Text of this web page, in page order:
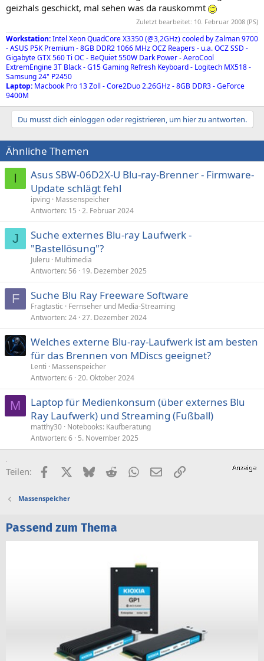
geizhals geschickt, mal sehen was da rauskommt
Zuletzt bearbeitet: 10. Februar 2008 (PS)
Workstation:Intel Xeon QuadCore X3350 (@3,2GHz) cooled by Zalman 9700
- ASUS P5K Premium - 8GB DDR2 1066 MHz OCZ Reapers - u.a. OCZ SSD -
Gigabyte GTX 560 Ti OC - BeQuiet 550W Dark Power - AeroCool
ExtremEngine 3T Black - G15 Gaming Refresh Keyboard - Logitech MX518 -
Samsung 24" P2450
Laptop: Macbook Pro 13 Zoll - Core2Duo 2.26GHz - 8GB DDR3 - GeForce
9400M
Du musst dich einloggen oder registrieren, um hier zu antworten.
Ähnliche Themen
I
Asus SBW-06D2X-U Blu-ray-Brenner - Firmware-
Update schlägt fehl
ipving Massenspeicher
Antworten 15 2. Februar 2024
J
Suche externes Blu-ray Laufwerk -
"Bastellösung"?
Juleru Multimedia
Antworten 56 19. Dezember 2025
F Suche Blu Ray Freeware Software
Fragtastic
Fernseher und Media-Streaming
Antworten 24 27. Dezember 2024
Welches externe Blu-ray-Laufwerk ist am besten
für das Brennen von MDiscs geeignet?
Lenti
Massenspeicher
Antworten 6 20. Oktober 2024
M
Laptop für Medienkonsum (über externes Blu
Ray Laufwerk) und Streaming (Fußball)
matthy30 Notebooks: Kaufberatung
Antworten 6 5. November 2025
Teilen: FacebookX (Twitter)
BlueskyRedditWhatsApp
E-MailLink
Massenspeicher
Passend zum Thema